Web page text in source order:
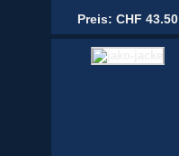
Preis: CHF 43.50